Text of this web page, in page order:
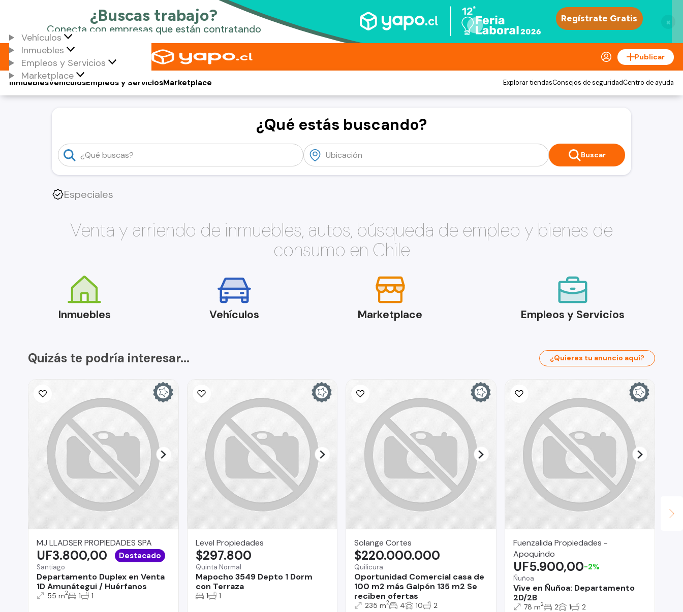
×
Vehículos
Inmuebles
Empleos y Servicios
Marketplace
Publicar
Vehículos
Inmuebles Empleos y ServiciosMarketplace Explorar tiendasConsejos de seguridadCentro de ayuda
¿Qué estás buscando?
Buscar
Especiales
Venta y arriendo de inmuebles, autos, búsqueda de empleo y bienes de
consumo en Chile
Inmuebles Vehículos Marketplace Empleos y Servicios
Quizás te podría interesar... ¿Quieres tu anuncio aquí?
MJ LLADSER PROPIEDADES SPA
Santiago
Departamento Duplex en Venta
1D Amunátegui / Huérfanos
UF3.800,00 Destacado
55 m2 1 1
Level Propiedades
Quinta Normal
Mapocho 3549 Depto 1 Dorm
con Terraza
$297.800
1 1
Solange Cortes
Quilicura
Oportunidad Comercial casa de
100 m2 más Galpón 135 m2 Se
reciben ofertas
$220.000.000
235 m2 4 10 2
Fuenzalida Propiedades -
Apoquindo
Ñuñoa
Vive en Ñuñoa: Departamento
2D/2B
UF5.900,00-2%
78 m2 2 1 2